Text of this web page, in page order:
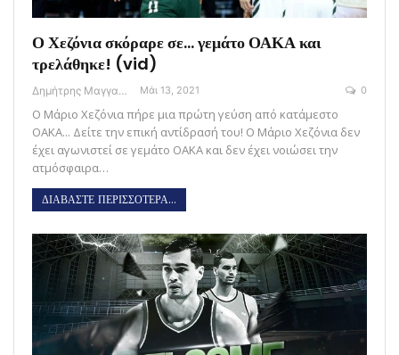
Ο Χεζόνια σκόραρε σε… γεμάτο ΟΑΚΑ και
τρελάθηκε! (vid)
Δημήτρης Μαγγανάρης Μάι 13, 2021 0
Ο Μάριο Χεζόνια πήρε μια πρώτη γεύση από κατάμεστο
ΟΑΚΑ... Δείτε την επική αντίδρασή του! Ο Μάριο Χεζόνια δεν
έχει αγωνιστεί σε γεμάτο ΟΑΚΑ και δεν έχει νοιώσει την
ατμόσφαιρα…
ΔΙΑΒΑΣΤΕ ΠΕΡΙΣΣΟΤΕΡΑ...